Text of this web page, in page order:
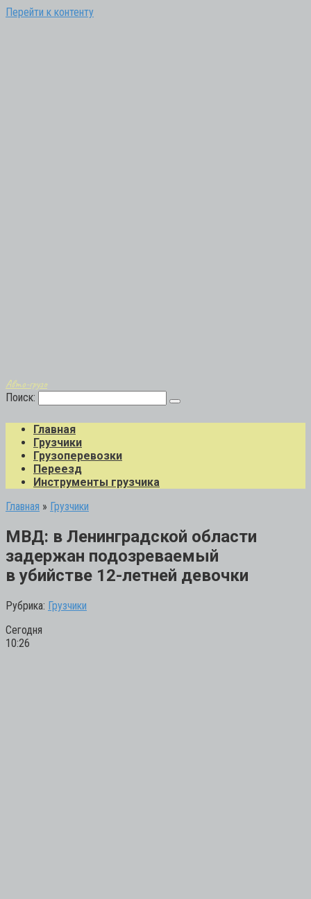
Перейти к контенту
Авто-грузо
Поиск:
Главная
Грузчики
Грузоперевозки
Переезд
Инструменты грузчика
Главная » Грузчики
МВД: в Ленинградской области
задержан подозреваемый
в убийстве 12-летней девочки
Рубрика: Грузчики
Сегодня
10:26